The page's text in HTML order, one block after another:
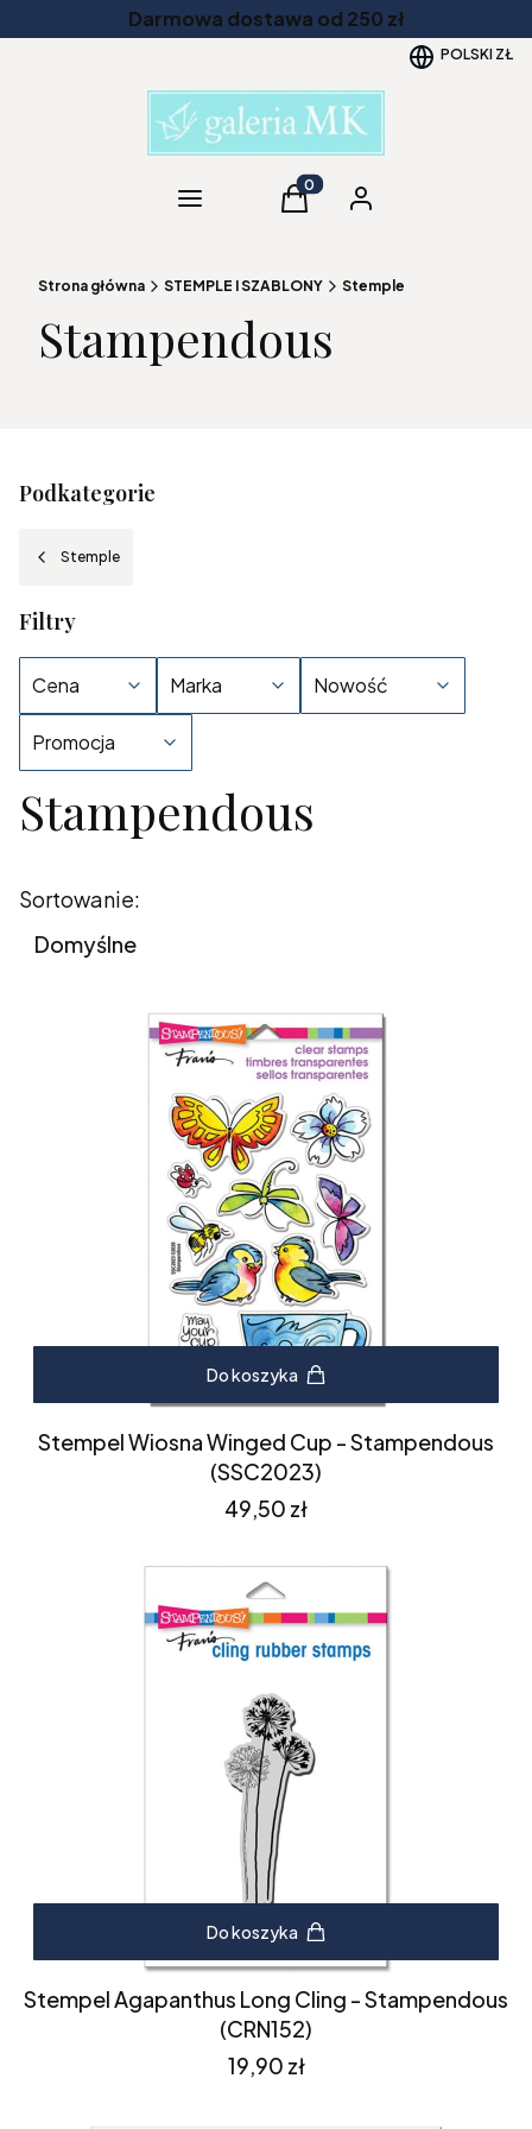
Darmowa dostawa od 250 zł
POLSKI ZŁ
Kategorie Produkty w koszyku: 0.
Koszyk Zaloguj się
Strona główna STEMPLE I SZABLONY Stemple
Stampendous
Podkategorie
Stemple
Filtry
Cena Marka Nowość
Promocja
Koniec filtrów
Stampendous
Lista produktów
Sortowanie:
Domyślne
Do koszyka
Stempel Wiosna Winged Cup - Stampendous
(SSC2023)
Cena
49,50 zł
Do koszyka
Stempel Agapanthus Long Cling - Stampendous
(CRN152)
Cena
19,90 zł